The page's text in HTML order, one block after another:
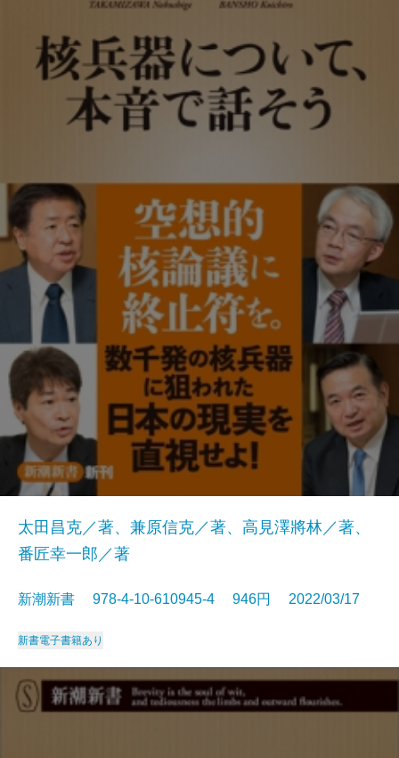
太田昌克／著、兼原信克／著、高見澤將林／著、
番匠幸一郎／著
新潮新書 978-4-10-610945-4 946円 2022/03/17
新書電子書籍あり